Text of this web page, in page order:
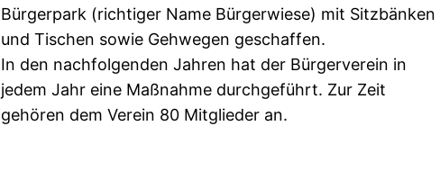
Bürgerpark (richtiger Name Bürgerwiese) mit Sitzbänken
und Tischen sowie Gehwegen geschaffen.
In den nachfolgenden Jahren hat der Bürgerverein in
jedem Jahr eine Maßnahme durchgeführt. Zur Zeit
gehören dem Verein 80 Mitglieder an.